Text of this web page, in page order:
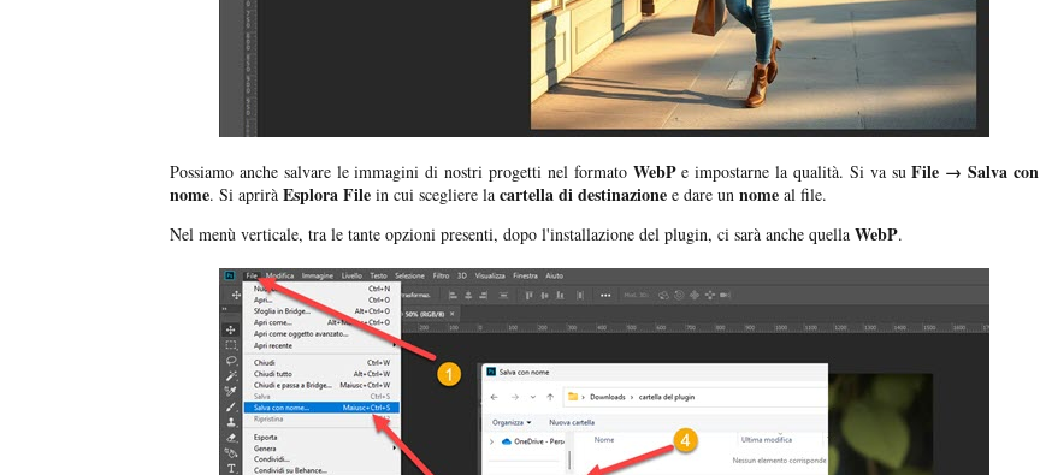
Possiamo anche salvare le immagini di nostri progetti nel formato WebPe impostarne la qualità. Si va suFile → Salva con
nome. Si aprirà Esplora File in cui scegliere la cartella di destinazione e dare un nome al file.
Nel menù verticale, tra le tante opzioni presenti, dopo l'installazione del plugin, ci sarà anche quella WebP.